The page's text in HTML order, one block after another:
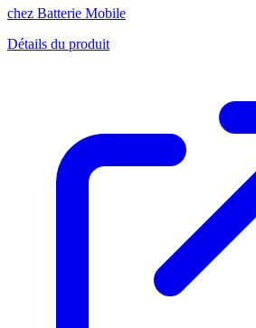
chez Batterie Mobile
Détails du produit